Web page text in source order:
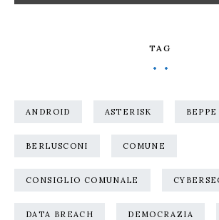
TAG
ANDROID ASTERISK
BERLUSCONI COMUNE
CONSIGLIO COMUNALE
DATA BREACH DEMOCRAZIA